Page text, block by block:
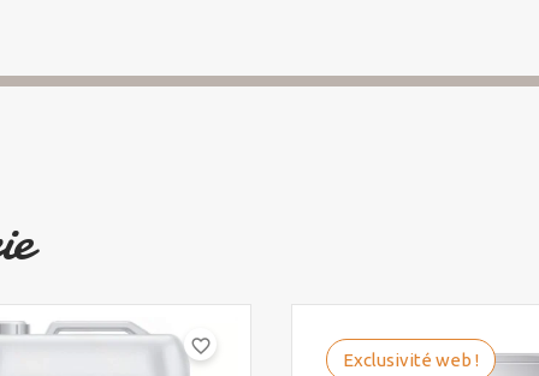
favorite_border
Exclusivité web !